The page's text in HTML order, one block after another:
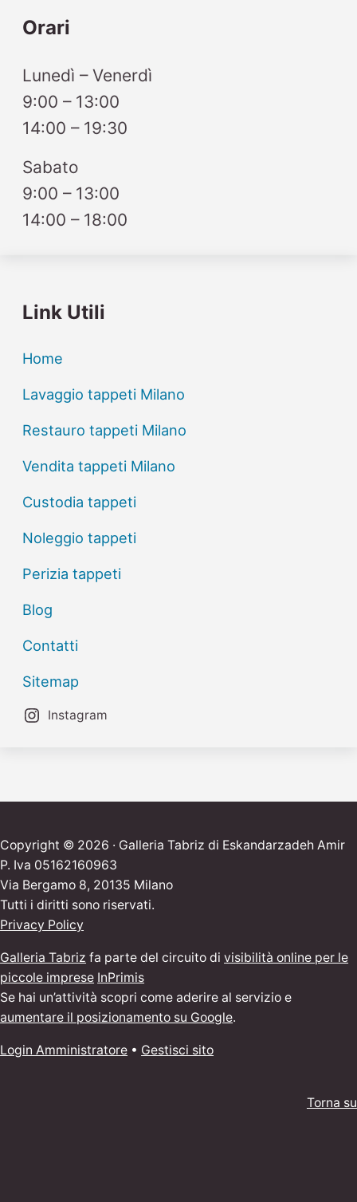
Orari
Lunedì – Venerdì
9:00 – 13:00
14:00 – 19:30
Sabato
9:00 – 13:00
14:00 – 18:00
Link Utili
Home
Lavaggio tappeti Milano
Restauro tappeti Milano
Vendita tappeti Milano
Custodia tappeti
Noleggio tappeti
Perizia tappeti
Blog
Contatti
Sitemap
Instagram
Copyright © 2026 · Galleria Tabriz di Eskandarzadeh Amir
P. Iva 05162160963
Via Bergamo 8, 20135 Milano
Tutti i diritti sono riservati.
Privacy Policy
Galleria Tabriz fa parte del circuito divisibilità online per le
piccole imprese InPrimis
Se hai un’attività scopri come aderire al servizio e
aumentare il posizionamento su Google.
Login Amministratore • Gestisci sito
Torna su